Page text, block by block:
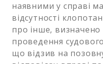
наявними у справі
відсутності
про інше, визначено
проведення
що відзив на